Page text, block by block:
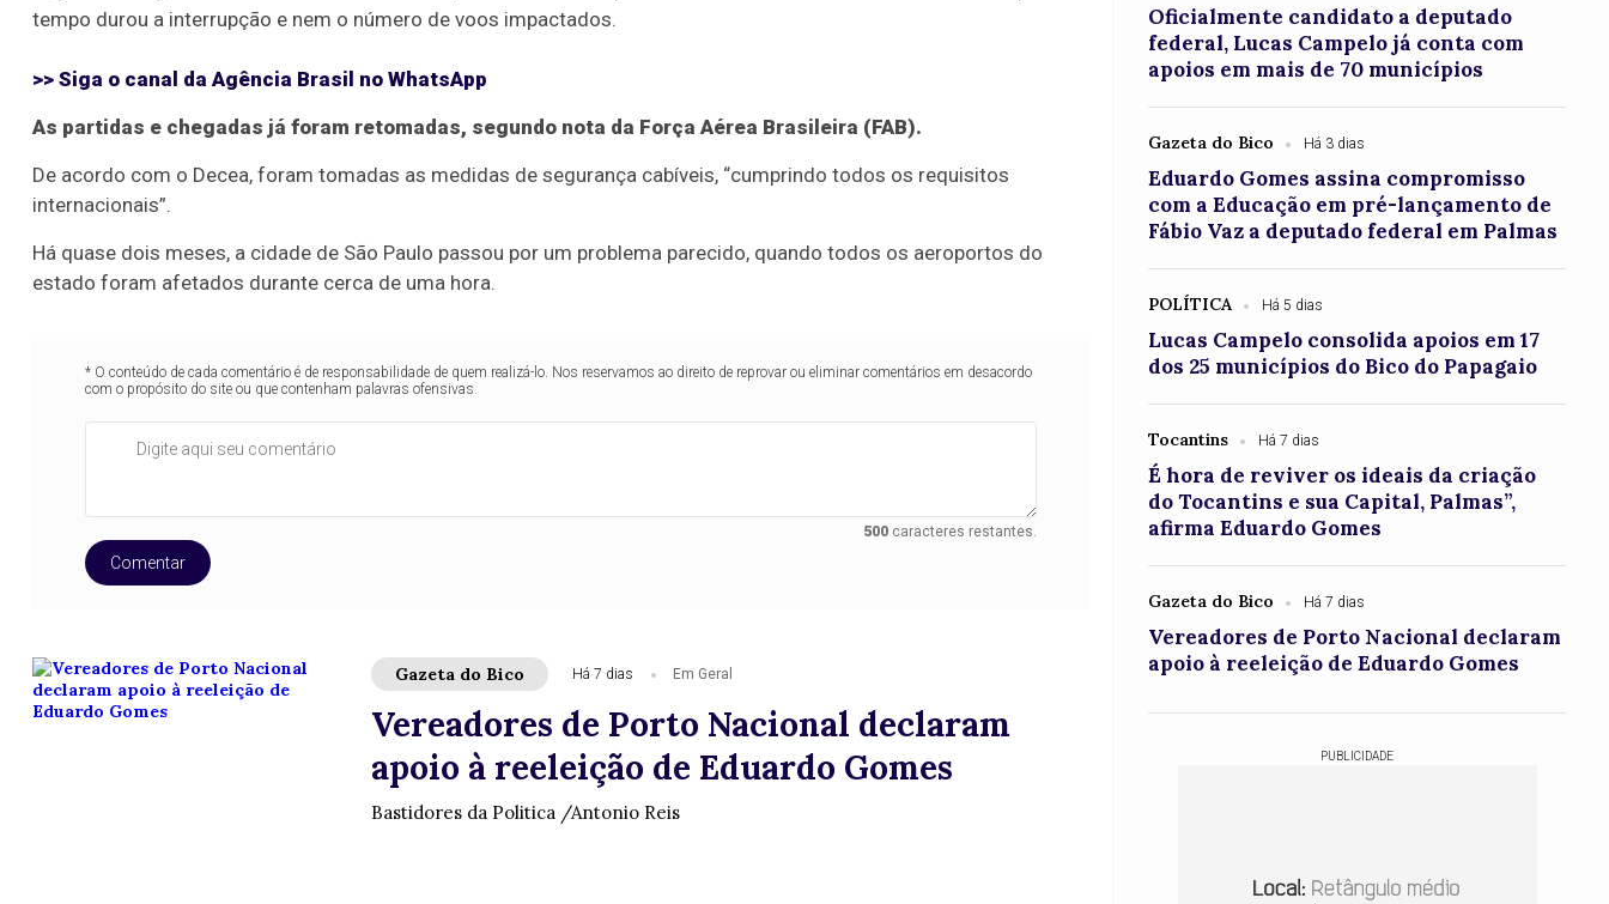
tempo durou a interrupção e nem o número de voos impactados.
>> Siga o canal da Agência Brasil no WhatsApp
As partidas e chegadas já foram retomadas, segundo nota da Força Aérea Brasileira (FAB).
De acordo com o Decea, foram tomadas as medidas de segurança cabíveis, “cumprindo todos os requisitos
internacionais”.
Há quase dois meses, a cidade de São Paulo passou por um problema parecido, quando todos os aeroportos do
estado foram afetados durante cerca de uma hora.
* O conteúdo de cada comentário é de responsabilidade de quem realizá-lo. Nos reservamos ao direito de reprovar ou eliminar comentários em desacordo
com o propósito do site ou que contenham palavras ofensivas.
500caracteres restantes.
Comentar
Gazeta do Bico Há 7 dias Em Geral
Vereadores de Porto Nacional declaram
apoio à reeleição de Eduardo Gomes
Bastidores da Politica /Antonio Reis
Oficialmente candidato a deputado
federal, Lucas Campelo já conta com
apoios em mais de 70 municípios
Gazeta do Bico Há 3 dias
Eduardo Gomes assina compromisso
com a Educação em pré-lançamento de
Fábio Vaz a deputado federal em Palmas
POLÍTICA Há 5 dias
Lucas Campelo consolida apoios em 17
dos 25 municípios do Bico do Papagaio
Tocantins Há 7 dias
É hora de reviver os ideais da criação
do Tocantins e sua Capital, Palmas”,
afirma Eduardo Gomes
Gazeta do Bico Há 7 dias
Vereadores de Porto Nacional declaram
apoio à reeleição de Eduardo Gomes
PUBLICIDADE